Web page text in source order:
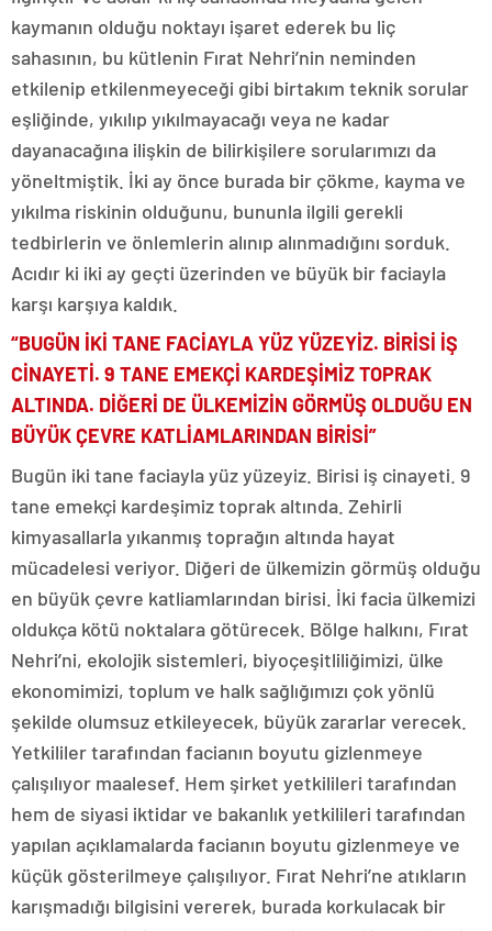
kaymanın olduğu noktayı işaret ederek bu liç
sahasının, bu kütlenin Fırat Nehri’nin neminden
etkilenip etkilenmeyeceği gibi birtakım teknik sorular
eşliğinde, yıkılıp yıkılmayacağı veya ne kadar
dayanacağına ilişkin de bilirkişilere sorularımızı da
yöneltmiştik. İki ay önce burada bir çökme, kayma ve
yıkılma riskinin olduğunu, bununla ilgili gerekli
tedbirlerin ve önlemlerin alınıp alınmadığını sorduk.
Acıdır ki iki ay geçti üzerinden ve büyük bir faciayla
karşı karşıya kaldık.
“BUGÜN İKİ TANE FACİAYLA YÜZ YÜZEYİZ. BİRİSİ İŞ
CİNAYETİ. 9 TANE EMEKÇİ KARDEŞİMİZ TOPRAK
ALTINDA. DİĞERİ DE ÜLKEMİZİN GÖRMÜŞ OLDUĞU EN
BÜYÜK ÇEVRE KATLİAMLARINDAN BİRİSİ”
Bugün iki tane faciayla yüz yüzeyiz. Birisi iş cinayeti. 9
tane emekçi kardeşimiz toprak altında. Zehirli
kimyasallarla yıkanmış toprağın altında hayat
mücadelesi veriyor. Diğeri de ülkemizin görmüş olduğu
en büyük çevre katliamlarından birisi. İki facia ülkemizi
oldukça kötü noktalara götürecek. Bölge halkını, Fırat
Nehri’ni, ekolojik sistemleri, biyoçeşitliliğimizi, ülke
ekonomimizi, toplum ve halk sağlığımızı çok yönlü
şekilde olumsuz etkileyecek, büyük zararlar verecek.
Yetkililer tarafından facianın boyutu gizlenmeye
çalışılıyor maalesef. Hem şirket yetkilileri tarafından
hem de siyasi iktidar ve bakanlık yetkilileri tarafından
yapılan açıklamalarda facianın boyutu gizlenmeye ve
küçük gösterilmeye çalışılıyor. Fırat Nehri’ne atıkların
karışmadığı bilgisini vererek, burada korkulacak bir